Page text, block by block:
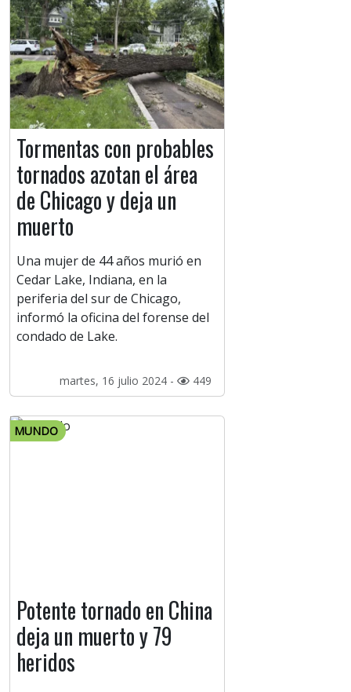
Tormentas con probables
tornados azotan el área
de Chicago y deja un
muerto
Una mujer de 44 años murió en
Cedar Lake, Indiana, en la
periferia del sur de Chicago,
informó la oficina del forense del
condado de Lake.
martes, 16 julio 2024 - 449
MUNDO
Potente tornado en China
deja un muerto y 79
heridos